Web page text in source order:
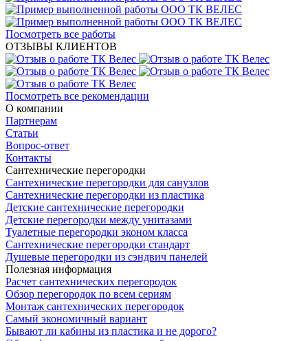
Посмотреть все работы
ОТЗЫВЫ КЛИЕНТОВ
Посмотреть все рекомендации
О компании
Партнерам
Статьи
Вопрос-ответ
Контакты
Сантехнические перегородки
Сантехнические перегородки для санузлов
Сантехнические перегородки из пластика
Детские сантехнические перегородки
Детские перегородки между унитазами
Туалетные перегородки эконом класса
Сантехнические перегородки стандарт
Душевые перегородки из сэндвич панелей
Полезная информация
Расчет сантехнических перегородок
Обзор перегородок по всем сериям
Монтаж сантехнических перегородок
Самый экономичный вариант
Бывают ли кабины из пластика и не дорого?